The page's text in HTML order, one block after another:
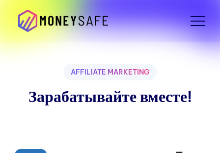
AFFILIATE MARKETING
Зарабатывайте вместе!